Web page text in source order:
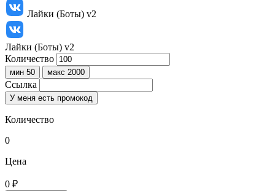
Лайки (Боты) v2
Лайки (Боты) v2
Количество
мин 50 макс 2000
Ссылка
У меня есть промокод
Количество
0
Цена
0 ₽